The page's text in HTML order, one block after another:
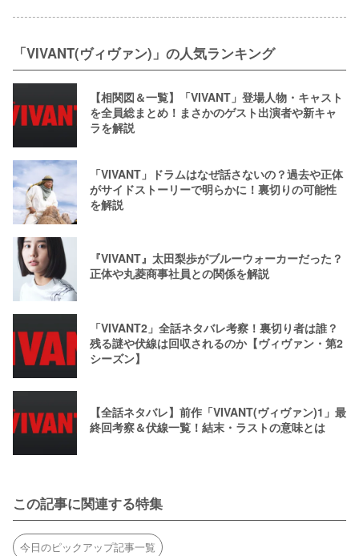
「VIVANT(ヴィヴァン)」の人気ランキング
【相関図＆一覧】「VIVANT」登場人物・キャスト
を全員総まとめ！まさかのゲスト出演者や新キャ
ラを解説
「VIVANT」ドラムはなぜ話さないの？過去や正体
がサイドストーリーで明らかに！裏切りの可能性
を解説
『VIVANT』太田梨歩がブルーウォーカーだった？
正体や丸菱商事社員との関係を解説
「VIVANT2」全話ネタバレ考察！裏切り者は誰？
残る謎や伏線は回収されるのか【ヴィヴァン・第2
シーズン】
【全話ネタバレ】前作「VIVANT(ヴィヴァン)1」最
終回考察＆伏線一覧！結末・ラストの意味とは
この記事に関連する特集
今日のピックアップ記事一覧